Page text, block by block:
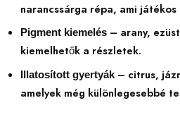
narancssárga répa, ami
Pigment kiemelés– arany,
kiemelhetők a részletek.
Illatosított gyertyák– citrus,
amelyek még különlegesebbé